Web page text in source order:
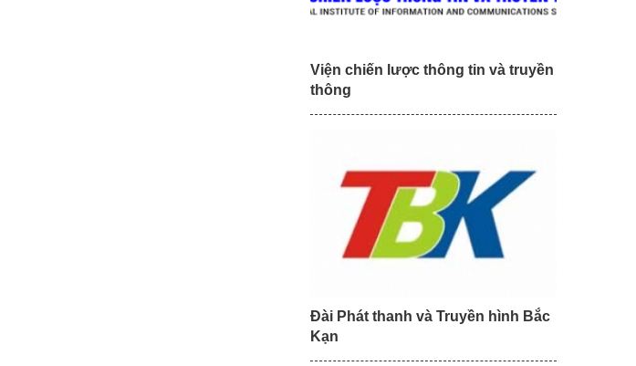
Viện chiến lược thông tin và truyền
thông
Đài Phát thanh và Truyền hình Bắc
Kạn